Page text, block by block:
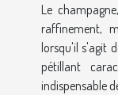
Le
raffinement,
lorsqu'il s'agit
pétillant
indispensable